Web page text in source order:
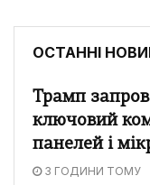
ОСТАННІ
Трамп
ключовий
панелей і
3 ГОДИНИ ТОМУ